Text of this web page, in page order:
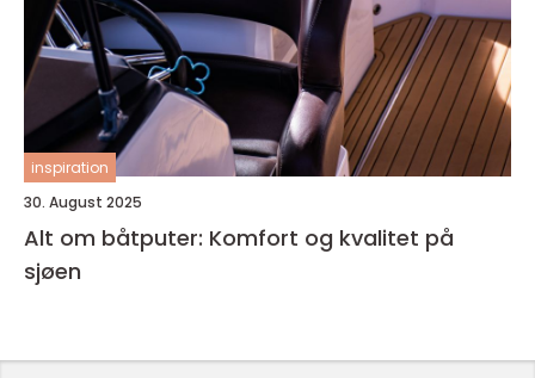
inspiration
30. August 2025
Alt om båtputer: Komfort og kvalitet på
sjøen